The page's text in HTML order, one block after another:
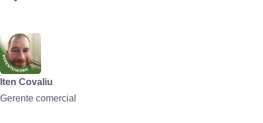
Iten Covaliu
Gerente comercial